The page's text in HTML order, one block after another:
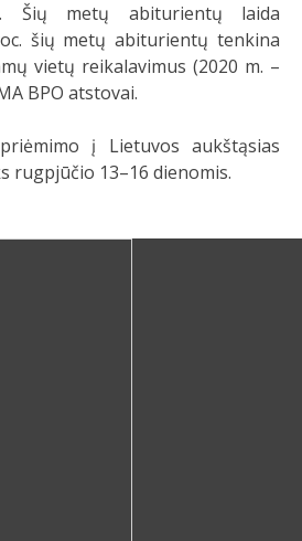
Šių metų abiturientų laida
šių metų abiturientų tenkina
vietų reikalavimus (2020 m. –
BPO atstovai.
į Lietuvos aukštąsias
rugpjūčio 13–16 dienomis.